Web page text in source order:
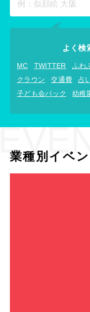
よく検
MC TWITTER ふわ
クラウン
交通費 占
子ども会パック
幼稚
業種別イベ